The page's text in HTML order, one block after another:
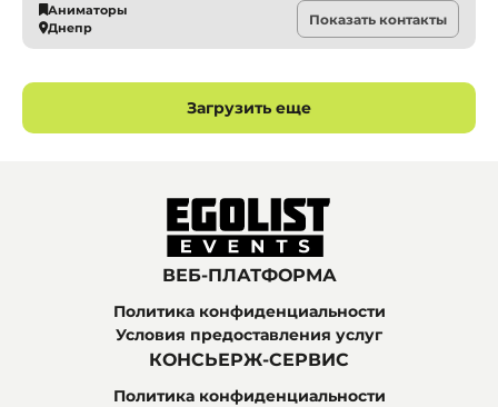
Аниматоры
Днепр
Показать контакты
Загрузить еще
ВЕБ-ПЛАТФОРМА
Политика конфиденциальности
Условия предоставления услуг
КОНСЬЕРЖ-СЕРВИС
Политика конфиденциальности